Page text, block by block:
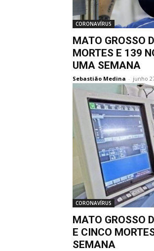
CORONAVÍRUS
MATO GROSSO
MORTES E 139
UMA SEMANA
Sebastião Medina - junho
CORONAVÍRUS
MATO GROSSO
E CINCO
SEMANA